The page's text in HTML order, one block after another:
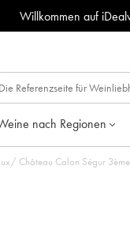
Willkommen auf
nach Regionen
/ Château Calon Ségur